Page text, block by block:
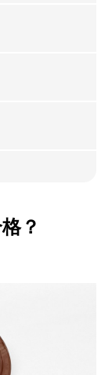
？